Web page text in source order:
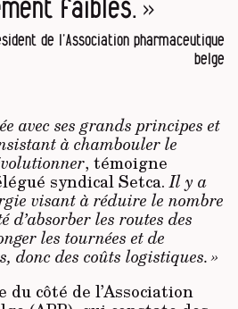
faibles. »
de l’Association pharmaceutique
belge
avec ses grands principes et
à chambouler le
, témoigne
syndical Setca.Il y a
visant à réduire le nombre
d’absorber les routes des
les tournées et de
donc des coûts logisti­ques. »
du côté de l’Association